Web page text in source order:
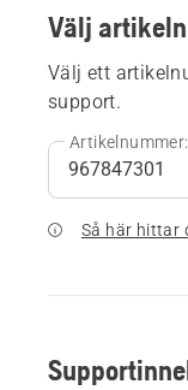
Välj
Välj ett
support.
Artikelnummer:
Så här hittar